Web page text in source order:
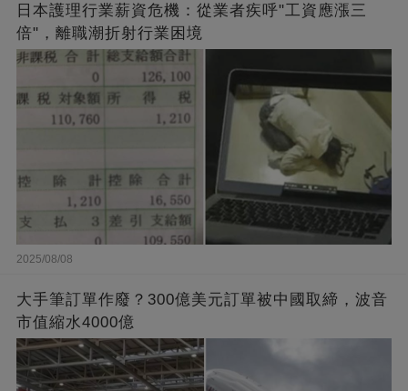
日本護理行業薪資危機：從業者疾呼"工資應漲三
倍"，離職潮折射行業困境
2025/08/08
大手筆訂單作廢？300億美元訂單被中國取締，波音
市值縮水4000億